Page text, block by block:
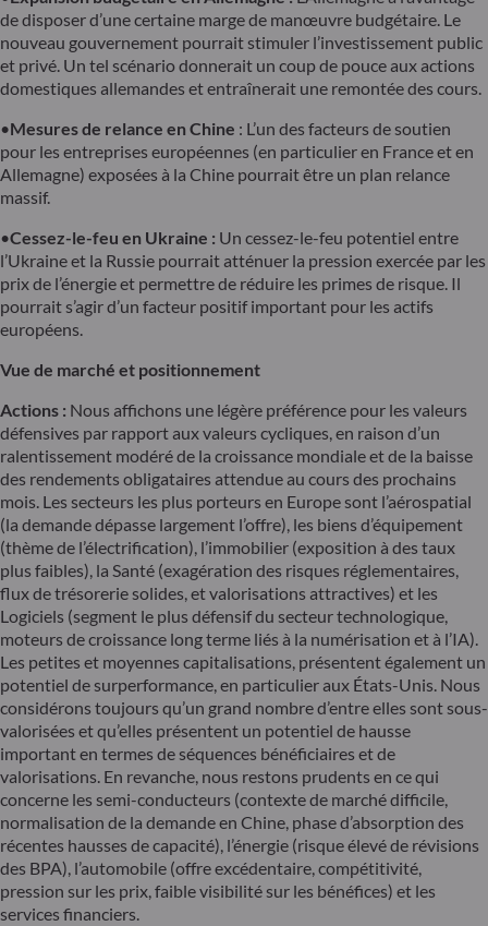
de disposer d’une certaine marge de manœuvre budgétaire. Le
nouveau gouvernement pourrait stimuler l’investissement public
et privé. Un tel scénario donnerait un coup de pouce aux actions
domestiques allemandes et entraînerait une remontée des cours.
•Mesures de relance en Chine : L’un des facteurs de soutien
pour les entreprises européennes (en particulier en France et en
Allemagne) exposées à la Chine pourrait être un plan relance
massif.
•Cessez-le-feu en Ukraine : Un cessez-le-feu potentiel entre
l’Ukraine et la Russie pourrait atténuer la pression exercée par les
prix de l’énergie et permettre de réduire les primes de risque. Il
pourrait s’agir d’un facteur positif important pour les actifs
européens.
Vue de marché et positionnement
Actions : Nous affichons une légère préférence pour les valeurs
défensives par rapport aux valeurs cycliques, en raison d’un
ralentissement modéré de la croissance mondiale et de la baisse
des rendements obligataires attendue au cours des prochains
mois. Les secteurs les plus porteurs en Europe sont l’aérospatial
(la demande dépasse largement l’offre), les biens d’équipement
(thème de l’électrification), l’immobilier (exposition à des taux
plus faibles), la Santé (exagération des risques réglementaires,
flux de trésorerie solides, et valorisations attractives) et les
Logiciels (segment le plus défensif du secteur technologique,
moteurs de croissance long terme liés à la numérisation et à l’IA).
Les petites et moyennes capitalisations, présentent également un
potentiel de surperformance, en particulier aux États-Unis. Nous
considérons toujours qu’un grand nombre d’entre elles sont sous-
valorisées et qu’elles présentent un potentiel de hausse
important en termes de séquences bénéficiaires et de
valorisations. En revanche, nous restons prudents en ce qui
concerne les semi-conducteurs (contexte de marché difficile,
normalisation de la demande en Chine, phase d’absorption des
récentes hausses de capacité), l’énergie (risque élevé de révisions
des BPA), l’automobile (offre excédentaire, compétitivité,
pression sur les prix, faible visibilité sur les bénéfices) et les
services financiers.